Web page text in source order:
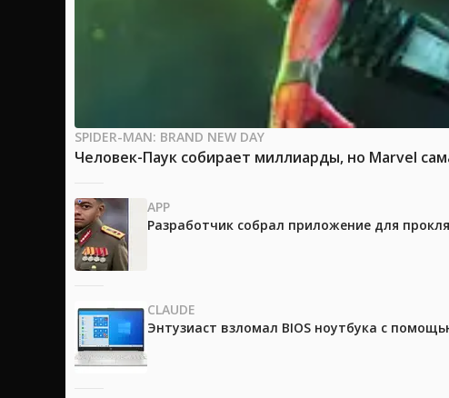
SPIDER-MAN: BRAND NEW DAY
Человек-Паук собирает миллиарды, но Marvel
APP
Разработчик собрал приложение для
CLAUDE
Энтузиаст взломал BIOS ноутбука с